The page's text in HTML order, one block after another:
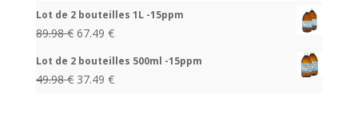
Lot de 2 bouteilles 1L -15ppm
89.98€ 67.49 €
Lot de 2 bouteilles 500ml -15ppm
49.98€ 37.49 €